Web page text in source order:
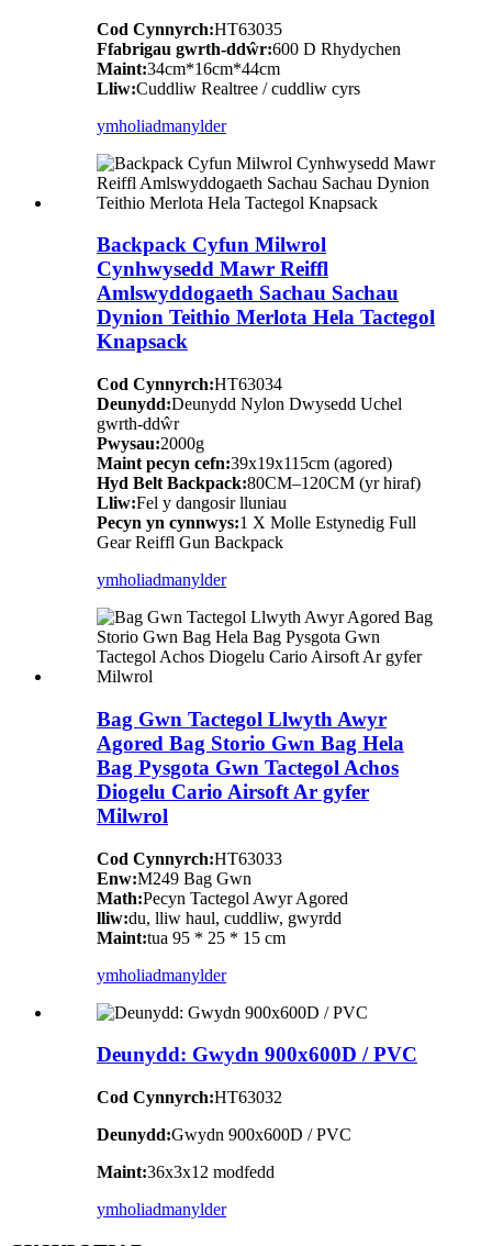
Cod Cynnyrch:HT63035
Ffabrigau gwrth-ddŵr:600 D Rhydychen
Maint:34cm*16cm*44cm
Lliw:Cuddliw Realtree / cuddliw cyrs
ymholiadmanylder
Backpack Cyfun Milwrol
Cynhwysedd Mawr Reiffl
Amlswyddogaeth Sachau Sachau
Dynion Teithio Merlota Hela Tactegol
Knapsack
Cod Cynnyrch:HT63034
Deunydd:Deunydd Nylon Dwysedd Uchel
gwrth-ddŵr
Pwysau:2000g
Maint pecyn cefn:39x19x115cm (agored)
Hyd Belt Backpack:80CM–120CM (yr hiraf)
Lliw:Fel y dangosir lluniau
Pecyn yn cynnwys:1 X Molle Estynedig Full
Gear Reiffl Gun Backpack
ymholiadmanylder
Bag Gwn Tactegol Llwyth Awyr
Agored Bag Storio Gwn Bag Hela
Bag Pysgota Gwn Tactegol Achos
Diogelu Cario Airsoft Ar gyfer
Milwrol
Cod Cynnyrch:HT63033
Enw:M249 Bag Gwn
Math:Pecyn Tactegol Awyr Agored
lliw:du, lliw haul, cuddliw, gwyrdd
Maint:tua 95 * 25 * 15 cm
ymholiadmanylder
Deunydd: Gwydn 900x600D / PVC
Cod Cynnyrch:HT63032
Deunydd:Gwydn 900x600D / PVC
Maint:36x3x12 modfedd
ymholiadmanylder